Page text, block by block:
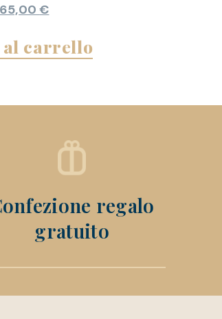
€
carrello
regalo
gratuito